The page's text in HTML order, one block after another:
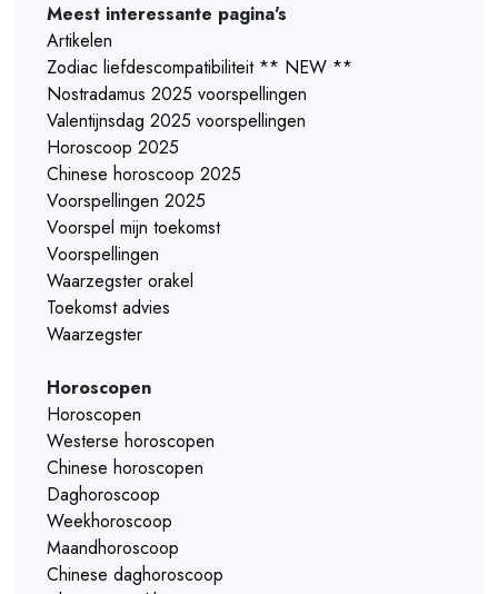
Meest interessante pagina's
Artikelen
Zodiac liefdescompatibiliteit ** NEW **
Nostradamus 2025 voorspellingen
Valentijnsdag 2025 voorspellingen
Horoscoop 2025
Chinese horoscoop 2025
Voorspellingen 2025
Voorspel mijn toekomst
Voorspellingen
Waarzegster orakel
Toekomst advies
Waarzegster
Horoscopen
Horoscopen
Westerse horoscopen
Chinese horoscopen
Daghoroscoop
Weekhoroscoop
Maandhoroscoop
Chinese daghoroscoop